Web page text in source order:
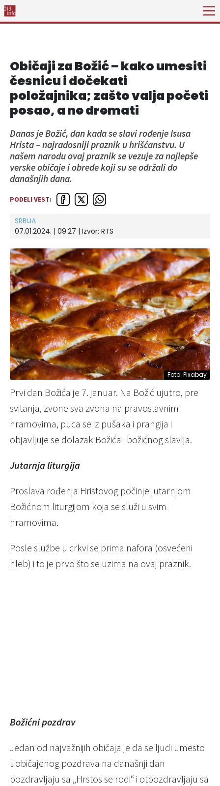
Običaji za Božić – kako umesiti
česnicu i dočekati
položajnika; zašto valja početi
posao, a ne dremati
Danas je Božić, dan kada se slavi rođenje Isusa
Hrista – najradosniji praznik u hrišćanstvu. U
našem narodu ovaj praznik se vezuje za najlepše
verske običaje i obrede koji su se održali do
današnjih dana.
PODELI VEST:
SRBIJA
07.01.2024. | 09:27 | Izvor: RTS
Foto: Pixabay
Prvi dan Božića je 7. januar. Na Božić ujutro, pre
svitanja, zvone sva zvona na pravoslavnim
hramovima, puca se iz pušaka i prangija i
objavljuje se dolazak Božića i božićnog slavlja.
Jutarnja liturgija
Proslava rođenja Hristovog počinje jutarnjom
Božićnom liturgijom koja se služi u svim
hramovima.
Posle službe u crkvi se prima nafora (osvećeni
hleb) i to je prvo što se uzima na ovaj praznik.
Božićni pozdrav
Jedan od najvažnijih običaja je da se ljudi umesto
uobičajenog pozdrava na današnji dan
pozdravljaju sa „Hrstos se rodi“ i otpozdravljaju sa